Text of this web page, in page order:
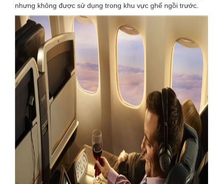
nhưng không được sử dụng trong khu vực ghế ngồi trước.